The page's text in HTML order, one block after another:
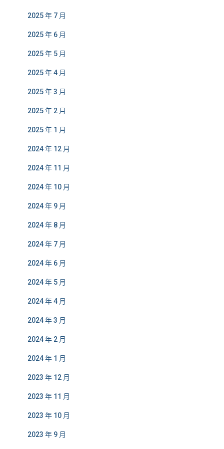
2025 年 7 月
2025 年 6 月
2025 年 5 月
2025 年 4 月
2025 年 3 月
2025 年 2 月
2025 年 1 月
2024 年 12 月
2024 年 11 月
2024 年 10 月
2024 年 9 月
2024 年 8 月
2024 年 7 月
2024 年 6 月
2024 年 5 月
2024 年 4 月
2024 年 3 月
2024 年 2 月
2024 年 1 月
2023 年 12 月
2023 年 11 月
2023 年 10 月
2023 年 9 月